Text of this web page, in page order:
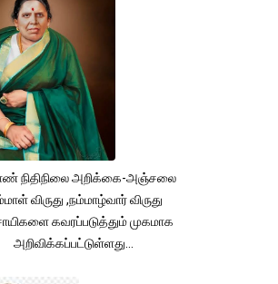
நிதிநிலை அறிக்கை-அஞ்சலை
விருது ,நம்மாழ்வார் விருது
கவரப்படுத்தும் முகமாக
அறிவிக்கப்பட்டுள்ளது...